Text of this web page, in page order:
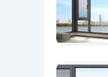
不仅
来更
对细